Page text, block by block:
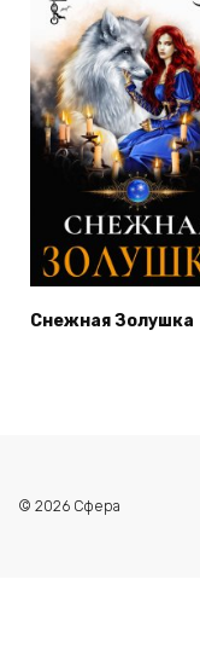
Снежная Золушка
© 2026 Сфера